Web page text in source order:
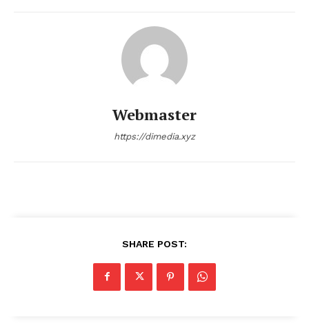
Webmaster
https://dimedia.xyz
SHARE POST: